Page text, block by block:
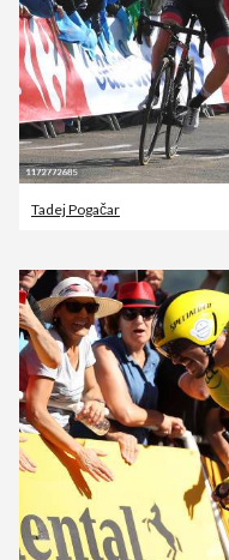
Tadej Pogačar